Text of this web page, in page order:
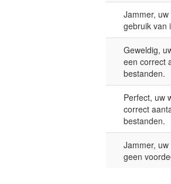
Jammer,
gebruik van
Geweldig,
een correct
bestanden.
Perfect, uw
correct
bestanden.
Jammer,
geen